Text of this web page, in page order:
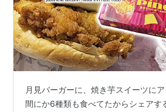
月見バーガーに、焼き芋スイーツに
間にか6種類も食べてたからシェアす